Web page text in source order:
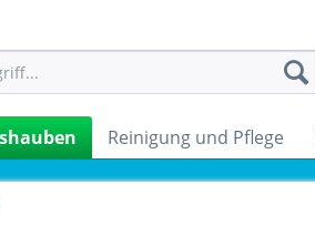
Reinigung und Pflege